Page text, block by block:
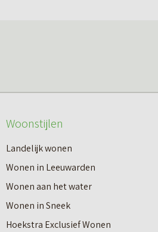
Woonstijlen
Landelijk wonen
Wonen in Leeuwarden
Wonen aan het water
Wonen in Sneek
Hoekstra Exclusief Wonen